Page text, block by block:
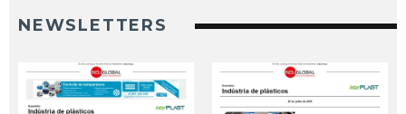
NEWSLETTERS